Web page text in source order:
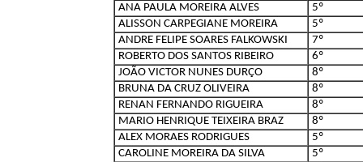
ANA PAULA MOREIRA ALVES
5º
ALISSON CARPEGIANE MOREIRA
5º
ANDRE FELIPE SOARES FALKOWSKI
7º
ROBERTO DOS SANTOS RIBEIRO
6º
JOÃO VICTOR NUNES DURÇO
8º
BRUNA DA CRUZ OLIVEIRA
8º
RENAN FERNANDO RIGUEIRA
8º
MARIO HENRIQUE TEIXEIRA BRAZ
8º
ALEX MORAES RODRIGUES
5º
CAROLINE MOREIRA DA SILVA
5º